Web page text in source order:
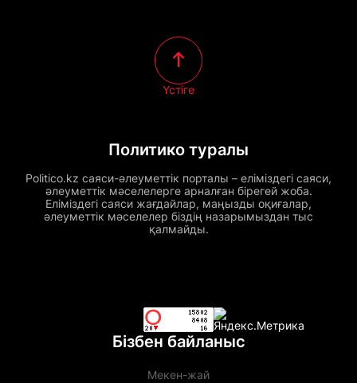
Политико туралы
Politico.kz саяси-әлеуметтік порталы – еліміздегі саяси,
әлеуметтік мәселелерге арналған бірегей жоба.
Еліміздегі саяси жағдайлар, маңызды оқиғалар,
әлеуметтік мәселелер біздің назарымыздан тыс
қалмайды.
Үстіге
Бізбен байланыс
Мекен-жай